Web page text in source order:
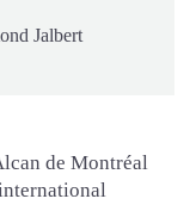
Jalbert
de Montréal